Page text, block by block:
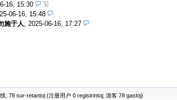
16, 15:30
06-16, 15:48
施于人, 2025-06-16, 17:27
: 78 sur-retantoj (注册用户 0 registrintoj; 游客 78 gastoj)